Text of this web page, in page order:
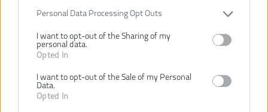
Personal Data Processing Opt Outs
I want to opt-out of the Sharing of my
personal data.
Opted In
I want to opt-out of the Sale of my Personal
Data.
Opted In
Typ tovaru:
Príklepové vŕtačky
EAN kód:
4002395259373
Záruka:
Dodávaný v:
Hmotnosť vrátane aku:
2.1 kg
Kapacita akumulátora: